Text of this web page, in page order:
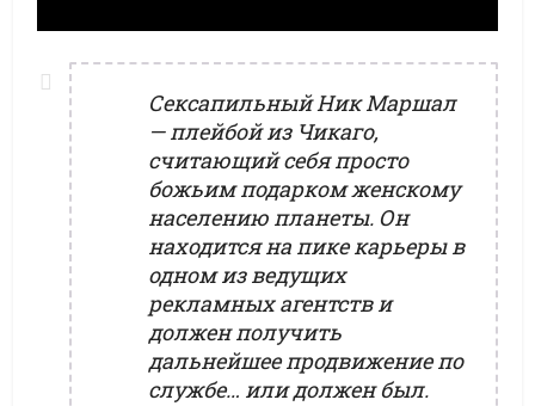
Сексапильный Ник Маршал
— плейбой из Чикаго,
считающий себя просто
божьим подарком женскому
населению планеты. Он
находится на пике карьеры в
одном из ведущих
рекламных агентств и
должен получить
дальнейшее продвижение по
службе… или должен был.